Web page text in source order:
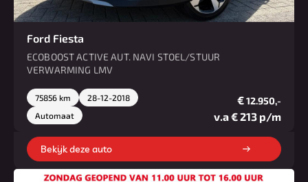
Ford Fiesta
ECOBOOST ACTIVE AUT. NAVI STOEL/STUUR
VERWARMING LMV
75856 km
28-12-2018
Automaat
€12.950,-
v.a € 213 p/m
Bekijk deze auto